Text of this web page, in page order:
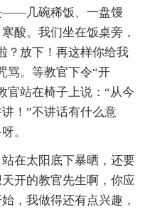
——几碗稀饭、一盘馒
酸。我们坐在饭桌旁，
？放下！再这样你给我
骂。等教官下令“开
官站在椅子上说：“从今
！”不讲话有什么意
。
在太阳底下暴晒，还要
开的教官先生啊，你应
，我做得还有点兴趣，